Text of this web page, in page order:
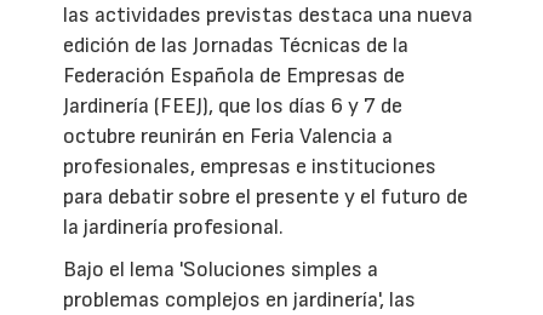
las actividades previstas destaca una nueva
edición de las Jornadas Técnicas de la
Federación Española de Empresas de
Jardinería (FEEJ), que los días 6 y 7 de
octubre reunirán en Feria Valencia a
profesionales, empresas e instituciones
para debatir sobre el presente y el futuro de
la jardinería profesional.
Bajo el lema 'Soluciones simples a
problemas complejos en jardinería', las